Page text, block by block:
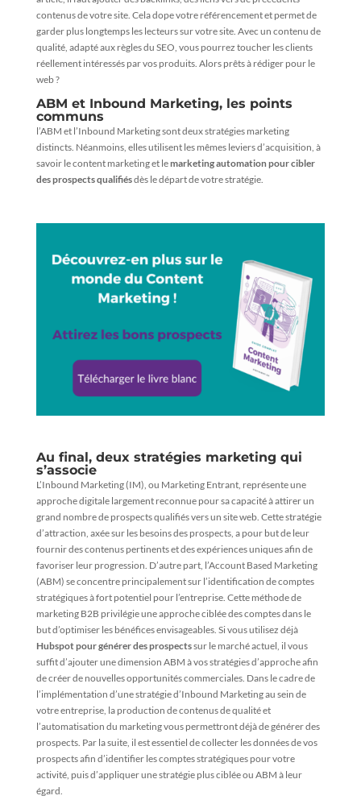
contenus de votre site. Cela dope votre référencement et permet de
garder plus longtemps les lecteurs sur votre site. Avec un contenu de
qualité, adapté aux règles du SEO, vous pourrez toucher les clients
réellement intéressés par vos produits. Alors prêts à rédiger pour le
web ?
ABM et Inbound Marketing, les points
communs
l’ABM et l’Inbound Marketing sont deux stratégies marketing
distincts. Néanmoins, elles utilisent les mêmes leviers d’acquisition, à
savoir le content marketing et lemarketing automation pour cibler
des prospects qualifiésdès le départ de votre stratégie.
Au final, deux stratégies marketing qui
s’associe
L’Inbound Marketing (IM), ou Marketing Entrant, représente une
approche digitale largement reconnue pour sa capacité à attirer un
grand nombre de prospects qualifiés vers un site web. Cette stratégie
d’attraction, axée sur les besoins des prospects, a pour but de leur
fournir des contenus pertinents et des expériences uniques afin de
favoriser leur progression. D’autre part, l’Account Based Marketing
(ABM) se concentre principalement sur l’identification de comptes
stratégiques à fort potentiel pour l’entreprise. Cette méthode de
marketing B2B privilégie une approche ciblée des comptes dans le
but d’optimiser les bénéfices envisageables. Si vous utilisez déjà
Hubspot pour générer des prospectssur le marché actuel, il vous
suffit d’ajouter une dimension ABM à vos stratégies d’approche afin
de créer de nouvelles opportunités commerciales. Dans le cadre de
l’implémentation d’une stratégie d’Inbound Marketing au sein de
votre entreprise, la production de contenus de qualité et
l’automatisation du marketing vous permettront déjà de générer des
prospects. Par la suite, il est essentiel de collecter les données de vos
prospects afin d’identifier les comptes stratégiques pour votre
activité, puis d’appliquer une stratégie plus ciblée ou ABM à leur
égard.